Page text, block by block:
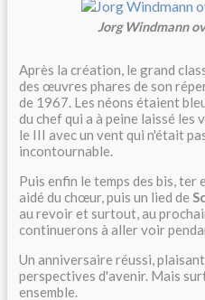
Jorg Windmann
Après la création, le grand
des œuvres phares de son
de 1967. Les néons étaient
du chef qui a à peine laissé les
le III avec un vent qui n'était
incontournable.
Puis enfin le temps des bis,
aidé du chœur, puis un lied de
au revoir et surtout, au
continuerons à aller voir
Un anniversaire réussi,
perspectives d'avenir. Mais
ensemble.